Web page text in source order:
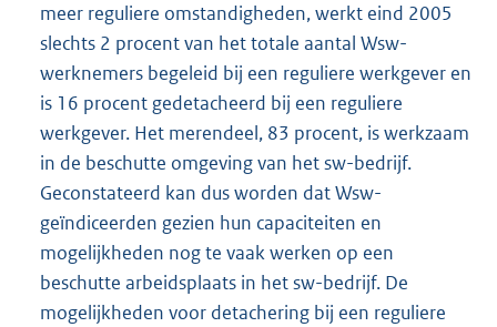
meer reguliere omstandigheden, werkt eind 2005
slechts 2 procent van het totale aantal Wsw-
werknemers begeleid bij een reguliere werkgever en
is 16 procent gedetacheerd bij een reguliere
werkgever. Het merendeel, 83 procent, is werkzaam
in de beschutte omgeving van het sw-bedrijf.
Geconstateerd kan dus worden dat Wsw-
geïndiceerden gezien hun capaciteiten en
mogelijkheden nog te vaak werken op een
beschutte arbeidsplaats in het sw-bedrijf. De
mogelijkheden voor detachering bij een reguliere